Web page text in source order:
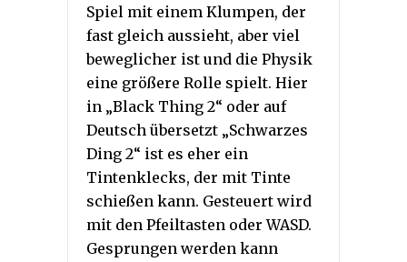
Spiel mit einem Klumpen, der
fast gleich aussieht, aber viel
beweglicher ist und die Physik
eine größere Rolle spielt. Hier
in „Black Thing 2“ oder auf
Deutsch übersetzt „Schwarzes
Ding 2“ ist es eher ein
Tintenklecks, der mit Tinte
schießen kann. Gesteuert wird
mit den Pfeiltasten oder WASD.
Gesprungen werden kann